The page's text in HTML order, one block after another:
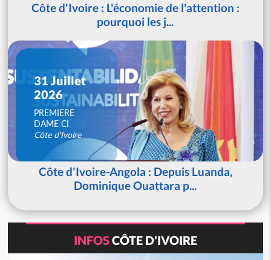
Côte d'Ivoire : L'économie de l'attention :
pourquoi les j...
31 Juillet
2026
PREMIERE
DAME CI
Côte d'Ivoire
Côte d'Ivoire-Angola : Depuis Luanda,
Dominique Ouattara p...
INFOSCÔTE D'IVOIRE